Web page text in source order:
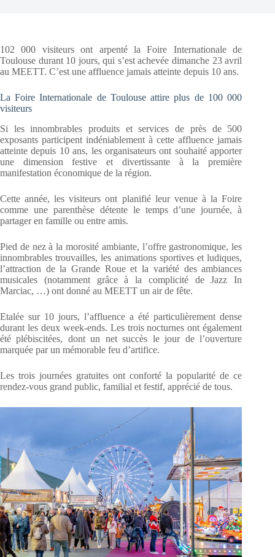
102 000 visiteurs ont arpenté la Foire Internationale de
Toulouse durant 10 jours, qui s’est achevée dimanche 23 avril
au MEETT. C’est une affluence jamais atteinte depuis 10 ans.
La Foire Internationale de Toulouse attire plus de 100 000
visiteurs
Si les innombrables produits et services de près de 500
exposants participent indéniablement à cette affluence jamais
atteinte depuis 10 ans, les organisateurs ont souhaité apporter
une dimension festive et divertissante à la première
manifestation économique de la région.
Cette année, les visiteurs ont planifié leur venue à la Foire
comme une parenthèse détente le temps d’une journée, à
partager en famille ou entre amis.
Pied de nez à la morosité ambiante, l’offre gastronomique, les
innombrables trouvailles, les animations sportives et ludiques,
l’attraction de la Grande Roue et la variété des ambiances
musicales (notamment grâce à la complicité de Jazz In
Marciac, …) ont donné au MEETT un air de fête.
Etalée sur 10 jours, l’affluence a été particulièrement dense
durant les deux week-ends. Les trois nocturnes ont également
été plébiscitées, dont un net succès le jour de l’ouverture
marquée par un mémorable feu d’artifice.
Les trois journées gratuites ont conforté la popularité de ce
rendez-vous grand public, familial et festif, apprécié de tous.